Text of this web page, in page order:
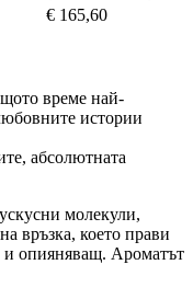
€ 165,60
време най-
истории
абсолютната
молекули,
връзка, което прави
и опияняващ. Ароматът